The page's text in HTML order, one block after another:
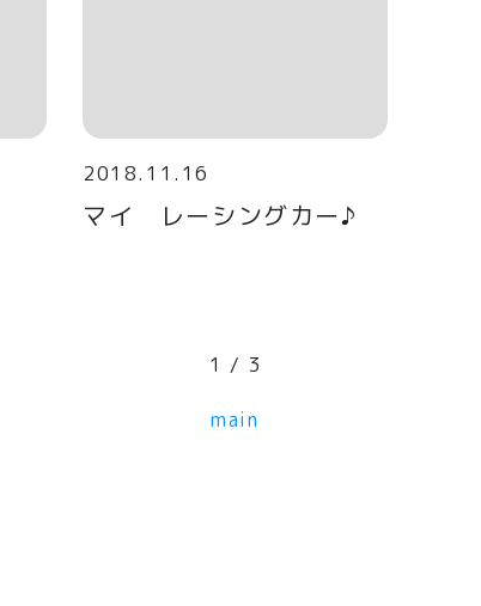
マイ レーシングカー♪
2018.11.16
1 / 3
main